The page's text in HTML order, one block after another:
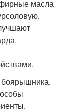
масла
боярышника,